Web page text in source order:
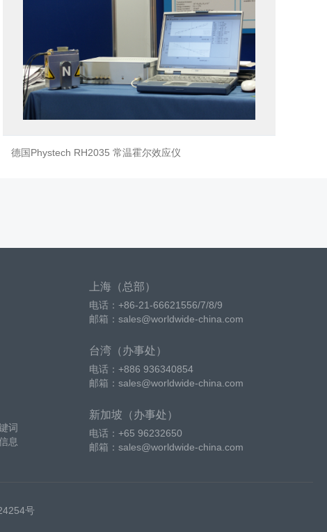
德国Phystech RH2035 常温霍尔效应仪
词
息
上海（总部）
电话：+86-21-66621556/7/8/9
邮箱：sales@worldwide-china.com
台湾（办事处）
电话：+886 936340854
邮箱：sales@worldwide-china.com
新加坡（办事处）
电话：+65 96232650
邮箱：sales@worldwide-china.com
号